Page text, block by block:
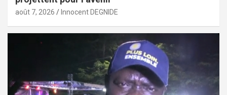
août 7, 2026 Innocent DEGNIDE